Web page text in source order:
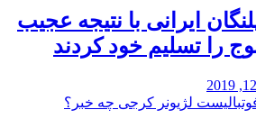
ایرانی با نتیجه عجیب
را تسلیم خود کردند